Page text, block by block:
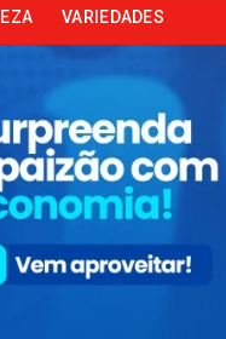
VARIEDADES